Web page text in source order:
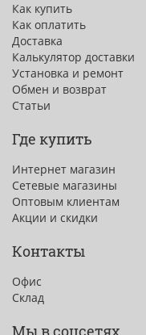
Как купить
Как оплатить
Доставка
Калькулятор доставки
Установка и ремонт
Обмен и возврат
Статьи
Где купить
Интернет магазин
Сетевые магазины
Оптовым клиентам
Акции и скидки
Контакты
Офис
Склад